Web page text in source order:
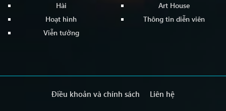
Hài
Hoạt hình
Viễn tưởng
Art House
Thông tin diễn viên
Điều khoản và chính sách Liên hệ